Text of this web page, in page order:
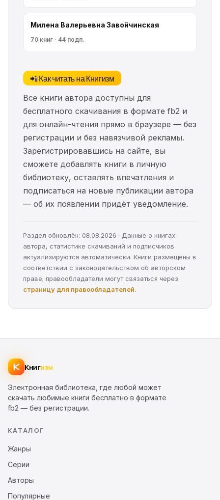
Милена Валерьевна Завойчинская
70 книг · 44 подп.
📲 Как читать на Книгизм
Все книги автора доступны для
бесплатного скачивания в формате fb2 и
для онлайн-чтения прямо в браузере — без
регистрации и без навязчивой рекламы.
Зарегистрировавшись на сайте, вы
сможете добавлять книги в личную
библиотеку, оставлять впечатления и
подписаться на новые публикации автора
— об их появлении придёт уведомление.
Раздел обновлён: 08.08.2026 · Данные о книгах
автора, статистике скачиваний и подписчиков
актуализируются автоматически. Книги размещены в
соответствии с законодательством об авторском
праве; правообладатели могут связаться через
страницу для правообладателей.
Книгизм
Электронная библиотека, где любой может
скачать любимые книги бесплатно в формате
fb2 — без регистрации.
КАТАЛОГ
Жанры
Серии
Авторы
Популярные